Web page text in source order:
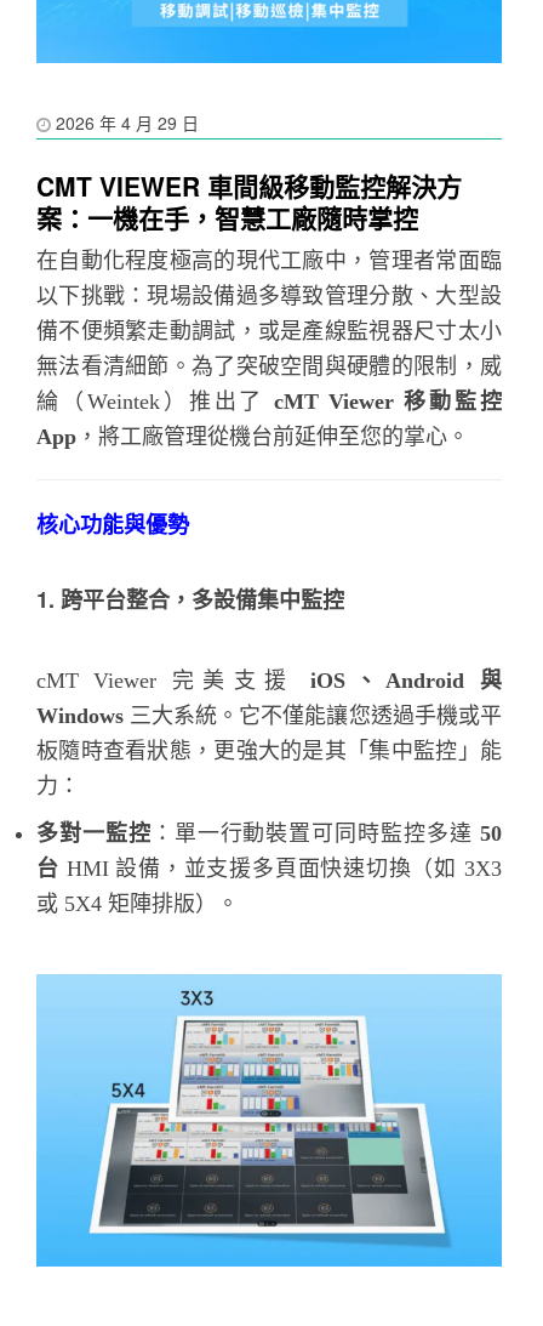
2026 年 4 月 29 日
CMT VIEWER 車間級移動監控解決方
案：一機在手，智慧工廠隨時掌控
在自動化程度極高的現代工廠中，管理者常面臨
以下挑戰：現場設備過多導致管理分散、大型設
備不便頻繁走動調試，或是產線監視器尺寸太小
無法看清細節。為了突破空間與硬體的限制，威
綸（Weintek）推出了cMT Viewer 移動監控
App ，將工廠管理從機台前延伸至您的掌心。
核心功能與優勢
1. 跨平台整合，多設備集中監控
cMT Viewer 完美支援iOS、Android 與
Windows 三大系統。它不僅能讓您透過手機或平
板隨時查看狀態，更強大的是其「集中監控」能
力：
多對一監控 ：單一行動裝置可同時監控多達 50
台 HMI 設備，並支援多頁面快速切換（如 3X3
或 5X4 矩陣排版）。